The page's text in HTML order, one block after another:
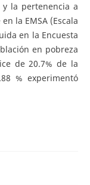
la pertenencia a
la EMSA (Escala
en la Encuesta
en pobreza
de 20.7% de la
% experimentó